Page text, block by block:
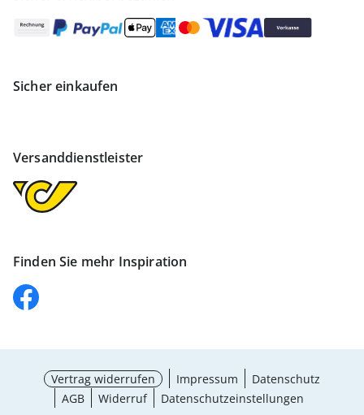
Sicher einkaufen
Versanddienstleister
Finden Sie mehr Inspiration
Vertrag widerrufen Impressum
Datenschutz
AGB
Widerruf Datenschutzeinstellungen